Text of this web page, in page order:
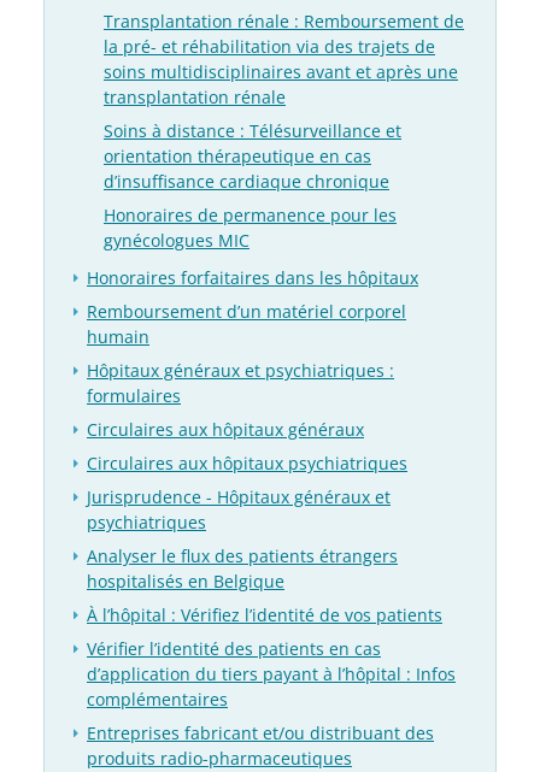
Transplantation rénale : Remboursement de
la pré- et réhabilitation via des trajets de
soins multidisciplinaires avant et après une
transplantation rénale
Soins à distance : Télésurveillance et
orientation thérapeutique en cas
d’insuffisance cardiaque chronique
Honoraires de permanence pour les
gynécologues MIC
Honoraires forfaitaires dans les hôpitaux
Remboursement d’un matériel corporel
humain
Hôpitaux généraux et psychiatriques :
formulaires
Circulaires aux hôpitaux généraux
Circulaires aux hôpitaux psychiatriques
Jurisprudence - Hôpitaux généraux et
psychiatriques
Analyser le flux des patients étrangers
hospitalisés en Belgique
À l’hôpital : Vérifiez l’identité de vos patients
Vérifier l’identité des patients en cas
d’application du tiers payant à l’hôpital : Infos
complémentaires
Entreprises fabricant et/ou distribuant des
produits radio-pharmaceutiques